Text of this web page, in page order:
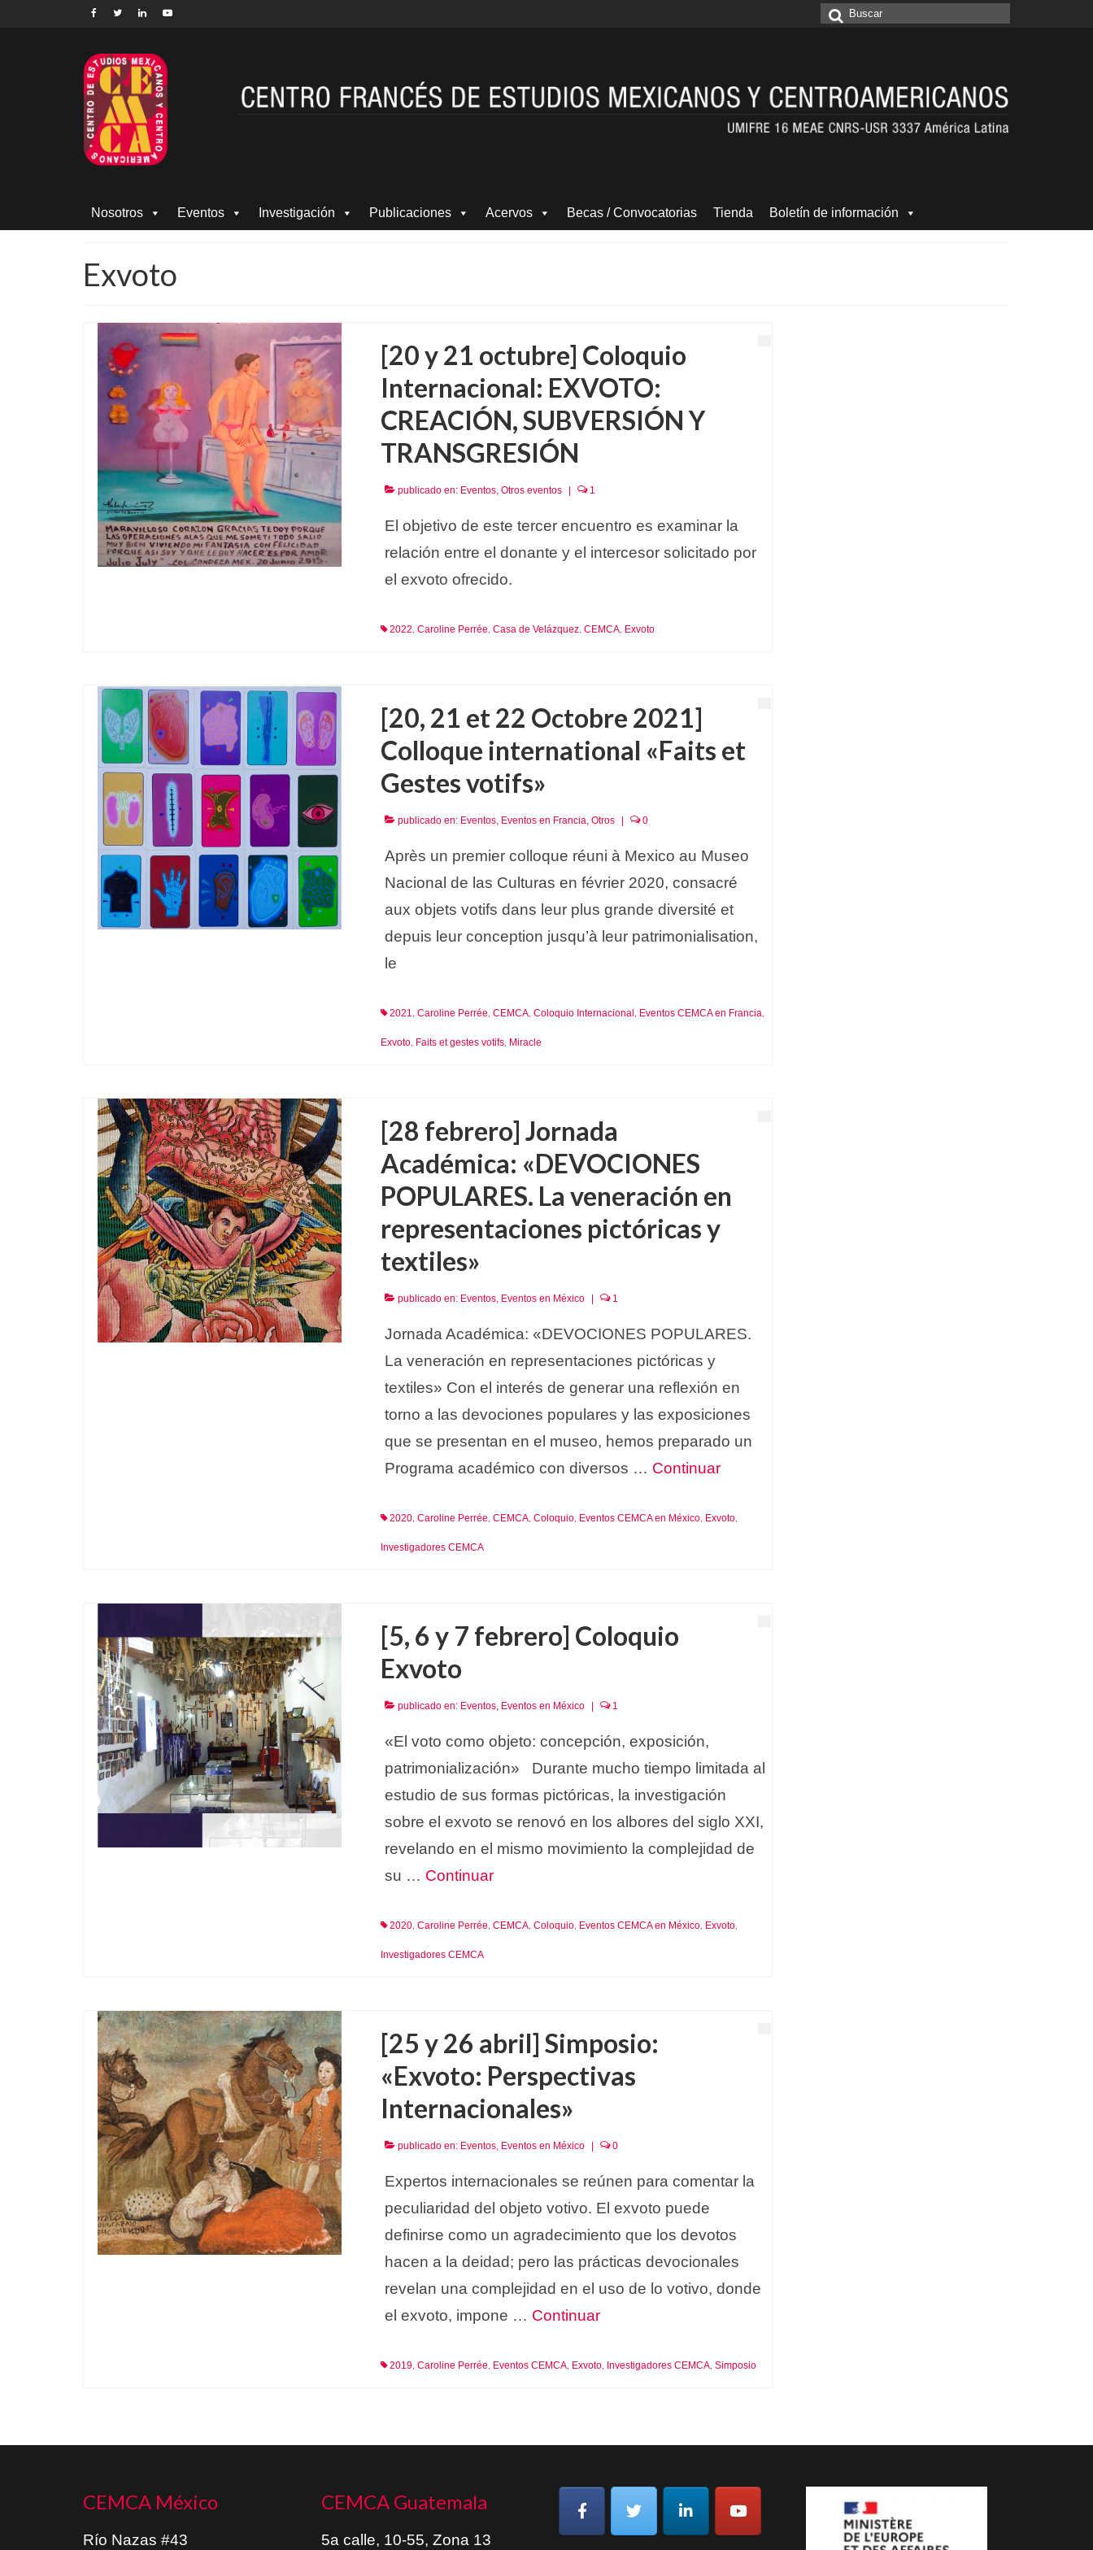
Buscar
Nosotros Eventos Investigación Publicaciones Acervos Becas / Convocatorias Tienda Boletín de información
Exvoto
[20 y 21 octubre] Coloquio
Internacional: EXVOTO:
CREACIÓN, SUBVERSIÓN Y
TRANSGRESIÓN
publicado en: Eventos, Otros eventos | 1
El objetivo de este tercer encuentro es examinar la
relación entre el donante y el intercesor solicitado por
el exvoto ofrecido.
2022 Caroline Perrée Casa de Velázquez, CEMCA, Exvoto
[20, 21 et 22 Octobre 2021]
Colloque international «Faits et
Gestes votifs»
publicado en: Eventos, Eventos en Francia Otros | 0
Après un premier colloque réuni à Mexico au Museo
Nacional de las Culturas en février 2020, consacré
aux objets votifs dans leur plus grande diversité et
depuis leur conception jusqu’à leur patrimonialisation,
le
2021 Caroline Perrée CEMCA, Coloquio Internacional Eventos CEMCA en Francia
Exvoto, Faits et gestes votifs, Miracle
[28 febrero] Jornada
Académica: «DEVOCIONES
POPULARES. La veneración en
representaciones pictóricas y
textiles»
publicado en: Eventos, Eventos en México | 1
Jornada Académica: «DEVOCIONES POPULARES.
La veneración en representaciones pictóricas y
textiles» Con el interés de generar una reflexión en
torno a las devociones populares y las exposiciones
que se presentan en el museo, hemos preparado un
Programa académico con diversos … Continuar
2020, Caroline Perrée CEMCA, Coloquio, Eventos CEMCA en México, Exvoto,
Investigadores CEMCA
[5, 6 y 7 febrero] Coloquio
Exvoto
publicado en: Eventos, Eventos en México | 1
«El voto como objeto: concepción, exposición,
patrimonialización» Durante mucho tiempo limitada al
estudio de sus formas pictóricas, la investigación
sobre el exvoto se renovó en los albores del siglo XXI,
revelando en el mismo movimiento la complejidad de
su … Continuar
2020, Caroline Perrée CEMCA, Coloquio, Eventos CEMCA en México, Exvoto,
Investigadores CEMCA
[25 y 26 abril] Simposio:
«Exvoto: Perspectivas
Internacionales»
publicado en: Eventos, Eventos en México | 0
Expertos internacionales se reúnen para comentar la
peculiaridad del objeto votivo. El exvoto puede
definirse como un agradecimiento que los devotos
hacen a la deidad; pero las prácticas devocionales
revelan una complejidad en el uso de lo votivo, donde
el exvoto, impone … Continuar
2019, Caroline Perrée Eventos CEMCA, Exvoto, Investigadores CEMCA, Simposio
CEMCA México
Río Nazas #43
CEMCA Guatemala
5a calle, 10-55, Zona 13